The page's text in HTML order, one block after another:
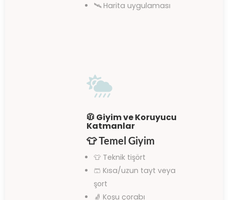
🛰️ Harita uygulaması

🧥 Giyim ve Koruyucu
Katmanlar
👕Temel Giyim
👕 Teknik tişört
🩳 Kısa/uzun tayt veya
şort
🧦 Koşu çorabı